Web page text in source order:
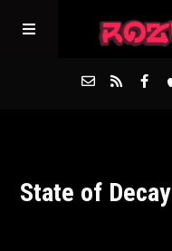
Archiwum
State of Decay